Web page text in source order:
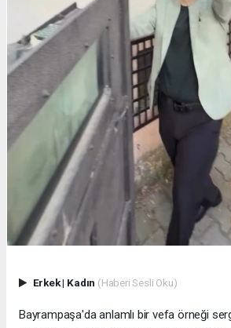
Erkek| Kadın (Haberi Sesli Oku)
Bayrampaşa'da anlamlı bir vefa örneği